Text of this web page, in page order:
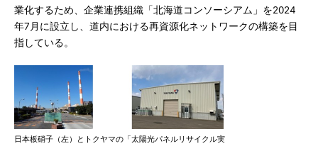
業化するため、企業連携組織「北海道コンソーシアム」を2024
年7月に設立し、道内における再資源化ネットワークの構築を目
指している。
日本板硝子（左）とトクヤマの「太陽光パネルリサイクル実